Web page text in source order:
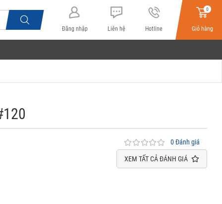
Đăng nhập Liên hệ Hotline
0
Giỏ hàng
0 Đánh giá
XEM TẤT CẢ ĐÁNH GIÁ